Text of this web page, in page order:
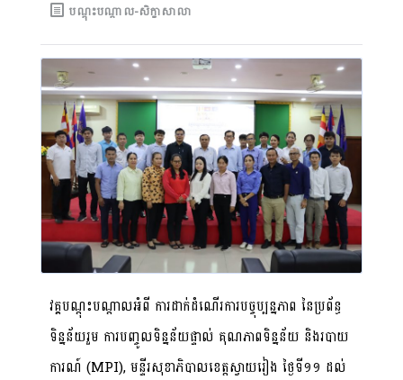
បណ្តុះបណ្តាល-សិក្ខាសាលា
វគ្គបណ្តុះបណ្តាលអំពី ការដាក់ដំណើរការបច្ចុប្បន្នភាព នៃប្រព័ន្ធ
ទិន្នន័យរួម ការបញ្ចូលទិន្នន័យផ្ទាល់ គុណភាពទិន្នន័យ និងរបាយ
ការណ៍ (MPI), មន្ទីរសុខាភិបាលខេត្តស្វាយរៀង ថ្ងៃទី១១ ដល់